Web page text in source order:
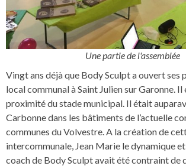
Une partie de l'assemblée
Vingt ans déjà que Body Sculpt a ouvert ses
local communal à Saint Julien sur Garonne. Il
proximité du stade municipal. Il était
Carbonne dans les bâtiments de l’actuelle
communes du Volvestre. A la création de
intercommunale, Jean Marie le dynamique
coach de Body Sculpt avait été contraint de